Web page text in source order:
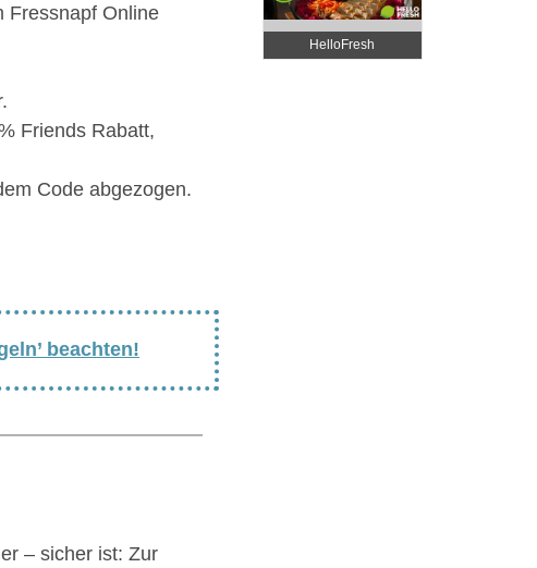
Fressnapf Online
Friends Rabatt,
Code abgezogen.
beachten!
– sicher ist: Zur
HelloFresh